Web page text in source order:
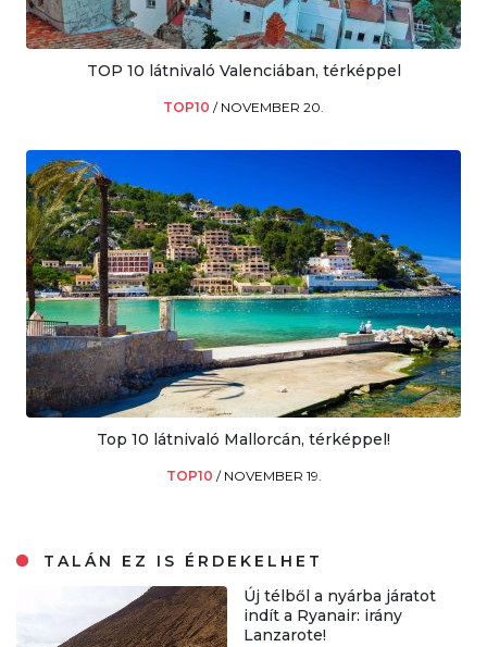
TOP 10 látnivaló Valenciában, térképpel
TOP10 / NOVEMBER 20.
Top 10 látnivaló Mallorcán, térképpel!
TOP10 / NOVEMBER 19.
TALÁN EZ IS ÉRDEKELHET
Új télből a nyárba járatot
indít a Ryanair: irány
Lanzarote!